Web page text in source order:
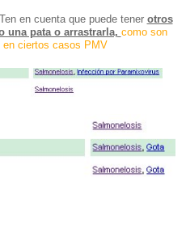
Ten en cuenta que puede tener otros
una pata o arrastrarla, como son
ciertos casos PMV